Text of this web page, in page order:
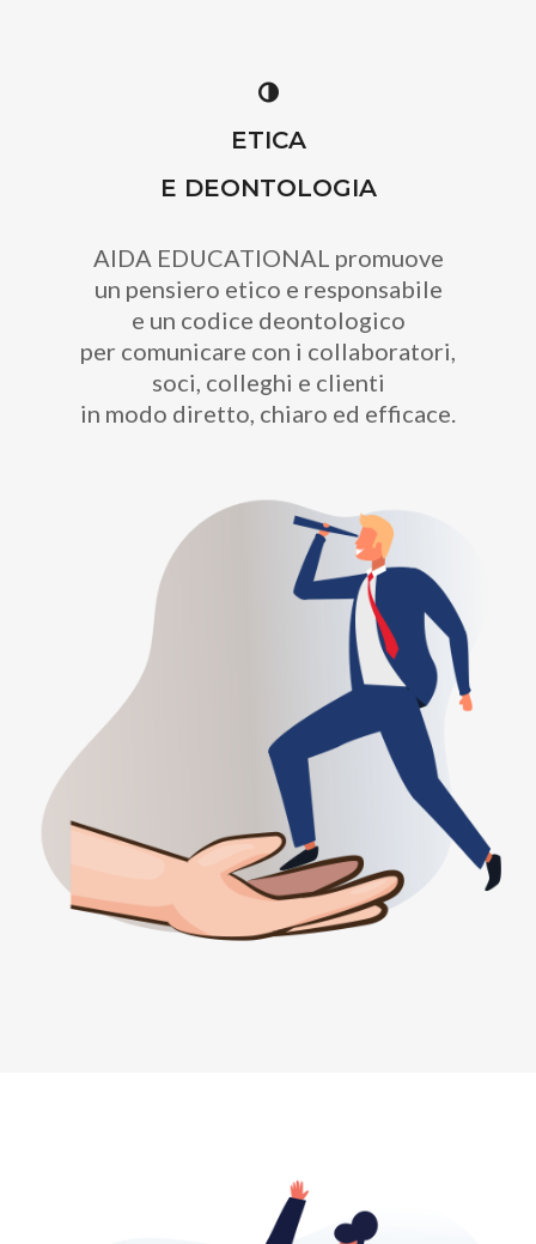
ETICA
E DEONTOLOGIA
AIDA EDUCATIONAL promuove
un pensiero etico e responsabile
e un codice deontologico
per comunicare con i collaboratori,
soci, colleghi e clienti
in modo diretto, chiaro ed efficace.